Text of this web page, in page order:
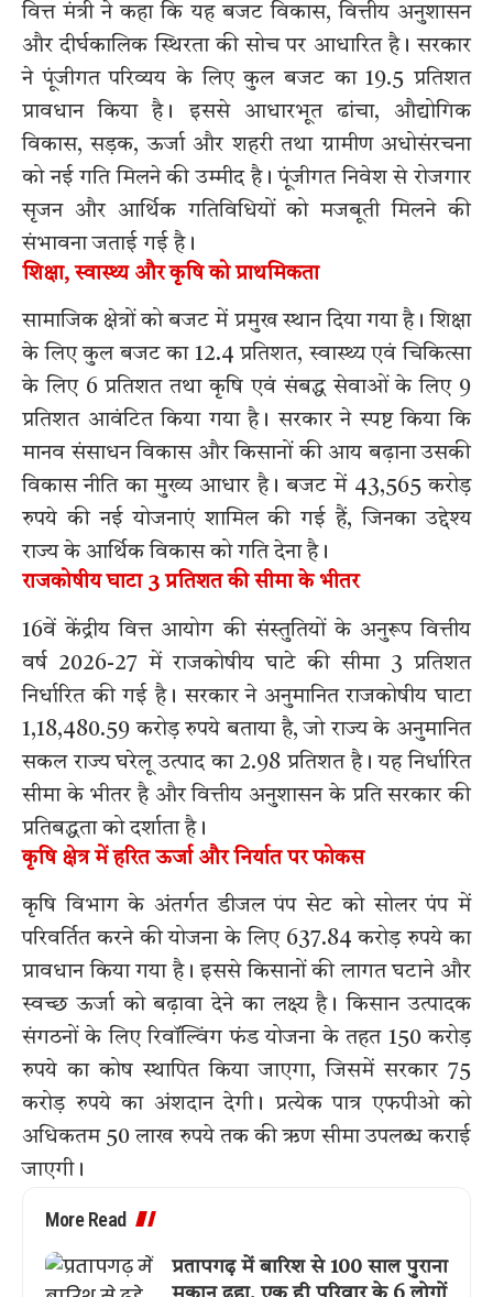
वित्त मंत्री ने कहा कि यह बजट विकास, वित्तीय अनुशासन
और दीर्घकालिक स्थिरता की सोच पर आधारित है। सरकार
ने पूंजीगत परिव्यय के लिए कुल बजट का 19.5 प्रतिशत
प्रावधान किया है। इससे आधारभूत ढांचा, औद्योगिक
विकास, सड़क, ऊर्जा और शहरी तथा ग्रामीण अधोसंरचना
को नई गति मिलने की उम्मीद है। पूंजीगत निवेश से रोजगार
सृजन और आर्थिक गतिविधियों को मजबूती मिलने की
संभावना जताई गई है।
शिक्षा, स्वास्थ्य और कृषि को प्राथमिकता
सामाजिक क्षेत्रों को बजट में प्रमुख स्थान दिया गया है। शिक्षा
के लिए कुल बजट का 12.4 प्रतिशत, स्वास्थ्य एवं चिकित्सा
के लिए 6 प्रतिशत तथा कृषि एवं संबद्ध सेवाओं के लिए 9
प्रतिशत आवंटित किया गया है। सरकार ने स्पष्ट किया कि
मानव संसाधन विकास और किसानों की आय बढ़ाना उसकी
विकास नीति का मुख्य आधार है। बजट में 43,565 करोड़
रुपये की नई योजनाएं शामिल की गई हैं, जिनका उद्देश्य
राज्य के आर्थिक विकास को गति देना है।
राजकोषीय घाटा 3 प्रतिशत की सीमा के भीतर
16वें केंद्रीय वित्त आयोग की संस्तुतियों के अनुरूप वित्तीय
वर्ष 2026-27 में राजकोषीय घाटे की सीमा 3 प्रतिशत
निर्धारित की गई है। सरकार ने अनुमानित राजकोषीय घाटा
1,18,480.59 करोड़ रुपये बताया है, जो राज्य के अनुमानित
सकल राज्य घरेलू उत्पाद का 2.98 प्रतिशत है। यह निर्धारित
सीमा के भीतर है और वित्तीय अनुशासन के प्रति सरकार की
प्रतिबद्धता को दर्शाता है।
कृषि क्षेत्र में हरित ऊर्जा और निर्यात पर फोकस
कृषि विभाग के अंतर्गत डीजल पंप सेट को सोलर पंप में
परिवर्तित करने की योजना के लिए 637.84 करोड़ रुपये का
प्रावधान किया गया है। इससे किसानों की लागत घटाने और
स्वच्छ ऊर्जा को बढ़ावा देने का लक्ष्य है। किसान उत्पादक
संगठनों के लिए रिवॉल्विंग फंड योजना के तहत 150 करोड़
रुपये का कोष स्थापित किया जाएगा, जिसमें सरकार 75
करोड़ रुपये का अंशदान देगी। प्रत्येक पात्र एफपीओ को
अधिकतम 50 लाख रुपये तक की ऋण सीमा उपलब्ध कराई
जाएगी।
More Read
प्रतापगढ़ में बारिश से 100 साल पुराना